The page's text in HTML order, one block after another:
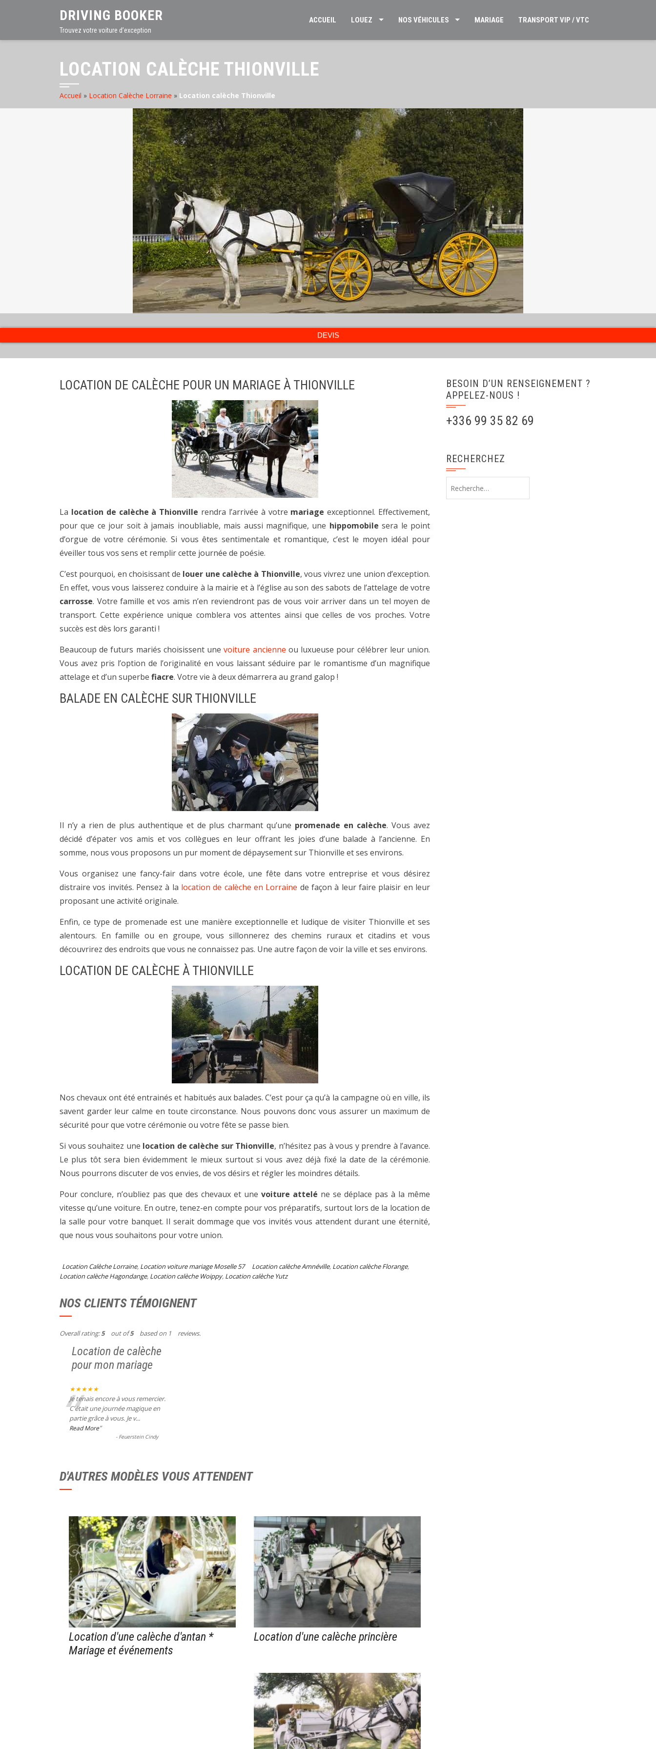
DRIVING BOOKER
Trouvez votre voiture d’exception
ACCUEIL LOUEZ NOS VÉHICULES MARIAGE TRANSPORT VIP / VTC
LOCATION CALÈCHE THIONVILLE
Accueil » Location Calèche Lorraine » Location calèche Thionville
DEVIS
LOCATION DE CALÈCHE POUR UN MARIAGE À THIONVILLE
La location de calèche à Thionville rendra l’arrivée à votre mariage exceptionnel. Effectivement,
pour que ce jour soit à jamais inoubliable, mais aussi magnifique, une hippomobile sera le point
d’orgue de votre cérémonie. Si vous êtes sentimentale et romantique, c’est le moyen idéal pour
éveiller tous vos sens et remplir cette journée de poésie.
C’est pourquoi, en choisissant de louer une calèche à Thionville, vous vivrez une union d’exception.
En effet, vous vous laisserez conduire à la mairie et à l’église au son des sabots de l’attelage de votre
carrosse. Votre famille et vos amis n’en reviendront pas de vous voir arriver dans un tel moyen de
transport. Cette expérience unique comblera vos attentes ainsi que celles de vos proches. Votre
succès est dès lors garanti !
Beaucoup de futurs mariés choisissent unevoiture ancienne ou luxueuse pour célébrer leur union.
Vous avez pris l’option de l’originalité en vous laissant séduire par le romantisme d’un magnifique
attelage et d’un superbe fiacre. Votre vie à deux démarrera au grand galop !
BALADE EN CALÈCHE SUR THIONVILLE
Il n’y a rien de plus authentique et de plus charmant qu’une promenade en calèche. Vous avez
décidé d’épater vos amis et vos collègues en leur offrant les joies d’une balade à l’ancienne. En
somme, nous vous proposons un pur moment de dépaysement sur Thionville et ses environs.
Vous organisez une fancy-fair dans votre école, une fête dans votre entreprise et vous désirez
distraire vos invités. Pensez à la location de calèche en Lorraine de façon à leur faire plaisir en leur
proposant une activité originale.
Enfin, ce type de promenade est une manière exceptionnelle et ludique de visiter Thionville et ses
alentours. En famille ou en groupe, vous sillonnerez des chemins ruraux et citadins et vous
découvrirez des endroits que vous ne connaissez pas. Une autre façon de voir la ville et ses environs.
LOCATION DE CALÈCHE À THIONVILLE
Nos chevaux ont été entrainés et habitués aux balades. C’est pour ça qu’à la campagne où en ville, ils
savent garder leur calme en toute circonstance. Nous pouvons donc vous assurer un maximum de
sécurité pour que votre cérémonie ou votre fête se passe bien.
Si vous souhaitez une location de calèche sur Thionville, n’hésitez pas à vous y prendre à l’avance.
Le plus tôt sera bien évidemment le mieux surtout si vous avez déjà fixé la date de la cérémonie.
Nous pourrons discuter de vos envies, de vos désirs et régler les moindres détails.
Pour conclure, n’oubliez pas que des chevaux et une voiture attelé ne se déplace pas à la même
vitesse qu’une voiture. En outre, tenez-en compte pour vos préparatifs, surtout lors de la location de
la salle pour votre banquet. Il serait dommage que vos invités vous attendent durant une éternité,
que nous vous souhaitons pour votre union.
Location Calèche Lorraine, Location voiture mariage Moselle 57 Location calèche Amnéville, Location calèche Florange,
Location calèche Hagondange, Location calèche Woippy, Location calèche Yutz
NOS CLIENTS TÉMOIGNENT
Overall rating:5 out of5 based on 1 reviews.
Location de calèche
pour mon mariage
★★★★★
“
Je tenais encore à vous remercier.
C'était une journée magique en
partie grâce à vous. Je v...
Read More”
- Feuerstein Cindy
D'AUTRES MODÈLES VOUS ATTENDENT
Location d'une calèche d'antan *
Mariage et événements
Location d'une calèche princière
BESOIN D’UN RENSEIGNEMENT ?
APPELEZ-NOUS !
+336 99 35 82 69
RECHERCHEZ